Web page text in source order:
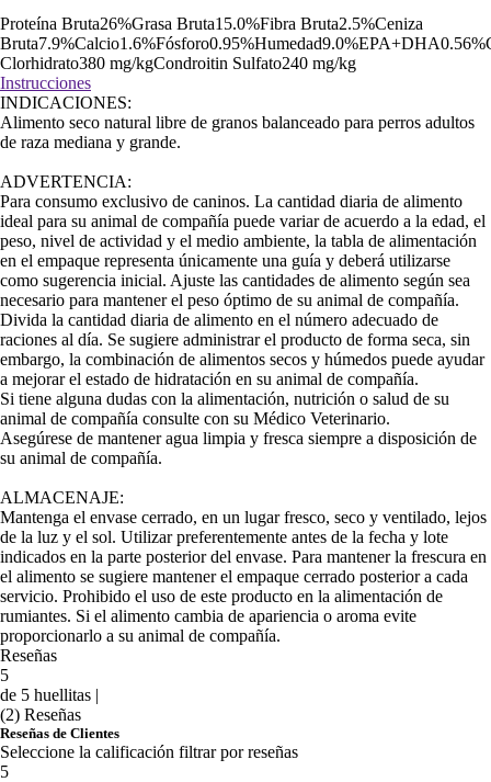
Proteína Bruta26%Grasa Bruta15.0%Fibra Bruta2.5%Ceniza
Clorhidrato380 mg/kgCondroitin Sulfato240 mg/kg
Instrucciones
INDICACIONES:
Alimento seco natural libre de granos balanceado para perros adultos
de raza mediana y grande.
ADVERTENCIA:
Para consumo exclusivo de caninos. La cantidad diaria de alimento
ideal para su animal de compañía puede variar de acuerdo a la edad, el
peso, nivel de actividad y el medio ambiente, la tabla de alimentación
en el empaque representa únicamente una guía y deberá utilizarse
como sugerencia inicial. Ajuste las cantidades de alimento según sea
necesario para mantener el peso óptimo de su animal de compañía.
Divida la cantidad diaria de alimento en el número adecuado de
raciones al día. Se sugiere administrar el producto de forma seca, sin
embargo, la combinación de alimentos secos y húmedos puede ayudar
a mejorar el estado de hidratación en su animal de compañía.
Si tiene alguna dudas con la alimentación, nutrición o salud de su
animal de compañía consulte con su Médico Veterinario.
Asegúrese de mantener agua limpia y fresca siempre a disposición de
su animal de compañía.
ALMACENAJE:
Mantenga el envase cerrado, en un lugar fresco, seco y ventilado, lejos
de la luz y el sol. Utilizar preferentemente antes de la fecha y lote
indicados en la parte posterior del envase. Para mantener la frescura en
el alimento se sugiere mantener el empaque cerrado posterior a cada
servicio. Prohibido el uso de este producto en la alimentación de
rumiantes. Si el alimento cambia de apariencia o aroma evite
proporcionarlo a su animal de compañía.
Reseñas
5
de 5 huellitas |
(2) Reseñas
Reseñas de Clientes
Seleccione la calificación filtrar por reseñas
5